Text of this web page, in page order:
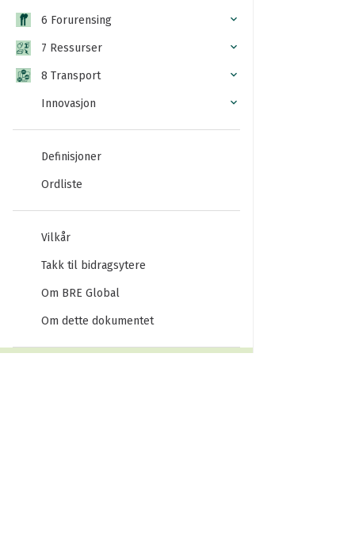
6 Forurensing
7 Ressurser
8 Transport
Innovasjon
Definisjoner
Ordliste
Vilkår
Takk til bidragsytere
Om BRE Global
Om dette dokumentet